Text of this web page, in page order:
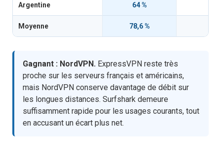
Argentine 64 %
Moyenne 78,6 %
Gagnant : NordVPN. ExpressVPN reste très
proche sur les serveurs français et américains,
mais NordVPN conserve davantage de débit sur
les longues distances. Surfshark demeure
suffisamment rapide pour les usages courants, tout
en accusant un écart plus net.